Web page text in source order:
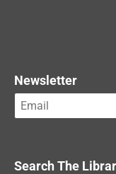
Newsletter
Search The